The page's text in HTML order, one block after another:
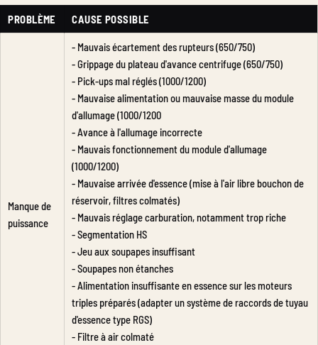
PROBLÈME CAUSE POSSIBLE
Manque de
puissance
- Mauvais écartement des rupteurs (650/750)
- Grippage du plateau d'avance centrifuge (650/750)
- Pick-ups mal réglés (1000/1200)
- Mauvaise alimentation ou mauvaise masse du module
d'allumage (1000/1200
- Avance à l'allumage incorrecte
- Mauvais fonctionnement du module d'allumage
(1000/1200)
- Mauvaise arrivée d'essence (mise à l'air libre bouchon de
réservoir, filtres colmatés)
- Mauvais réglage carburation, notamment trop riche
- Segmentation HS
- Jeu aux soupapes insuffisant
- Soupapes non étanches
- Alimentation insuffisante en essence sur les moteurs
triples préparés (adapter un système de raccords de tuyau
d'essence type RGS)
- Filtre à air colmaté